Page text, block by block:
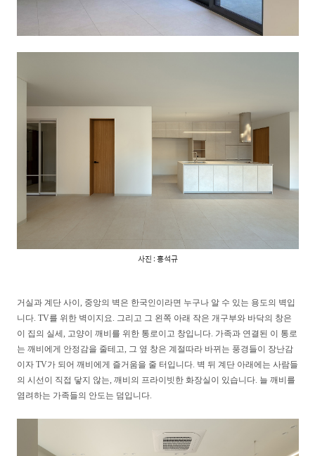
사진 : 홍석규
거실과 계단 사이, 중앙의 벽은 한국인이라면 누구나 알 수 있는 용도의 벽입
니다. TV를 위한 벽이지요. 그리고 그 왼쪽 아래 작은 개구부와 바닥의 창은
이 집의 실세, 고양이 깨비를 위한 통로이고 창입니다. 가족과 연결된 이 통로
는 깨비에게 안정감을 줄테고, 그 옆 창은 계절따라 바뀌는 풍경들이 장난감
이자 TV가 되어 깨비에게 즐거움을 줄 터입니다. 벽 뒤 계단 아래에는 사람들
의 시선이 직접 닿지 않는, 깨비의 프라이빗한 화장실이 있습니다. 늘 깨비를
염려하는 가족들의 안도는 덤입니다.